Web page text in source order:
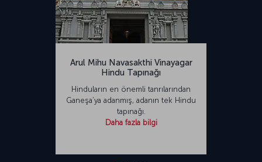
Arul Mihu Navasakthi Vinayagar
Hindu Tapınağı
Hinduların en önemli tanrılarından
Ganeşa’ya adanmış, adanın tek Hindu
tapınağı.
Daha fazla bilgi